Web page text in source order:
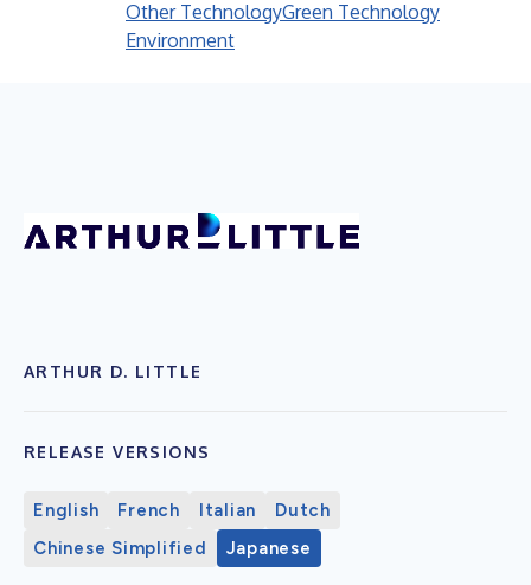
Other TechnologyGreen Technology
Environment
ARTHUR D. LITTLE
RELEASE VERSIONS
English French Italian
Dutch
Chinese Simplified
Japanese